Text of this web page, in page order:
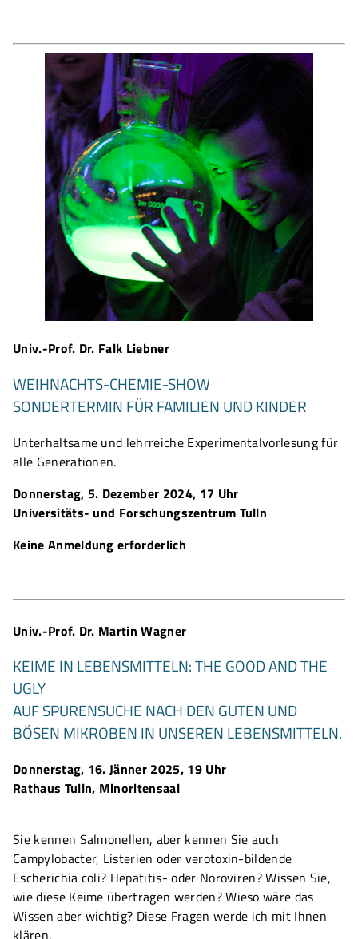
Univ.-Prof. Dr. Falk Liebner
WEIHNACHTS-CHEMIE-SHOW
SONDERTERMIN FÜR FAMILIEN UND KINDER
Unterhaltsame und lehrreiche Experimentalvorlesung für
alle Generationen.
Donnerstag, 5. Dezember 2024, 17 Uhr
Universitäts- und Forschungszentrum Tulln
Keine Anmeldung erforderlich
Univ.-Prof. Dr. Martin Wagner
KEIME IN LEBENSMITTELN: THE GOOD AND THE
UGLY
AUF SPURENSUCHE NACH DEN GUTEN UND
BÖSEN MIKROBEN IN UNSEREN LEBENSMITTELN.
Donnerstag, 16. Jänner 2025, 19 Uhr
Rathaus Tulln, Minoritensaal
Sie kennen Salmonellen, aber kennen Sie auch
Campylobacter, Listerien oder verotoxin-bildende
Escherichia coli? Hepatitis- oder Noroviren? Wissen Sie,
wie diese Keime übertragen werden? Wieso wäre das
Wissen aber wichtig? Diese Fragen werde ich mit Ihnen
klären.